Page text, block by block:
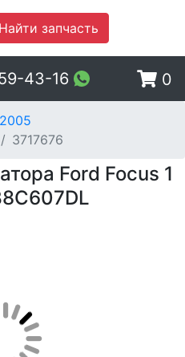
Найти запчасть
43-16 0
3717676
Ford Focus 1